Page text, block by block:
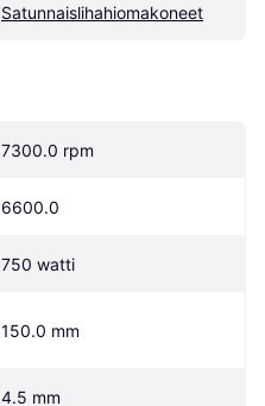
Satunnaislihahiomakoneet
7300.0 rpm
6600.0
750 watti
150.0 mm
4.5 mm